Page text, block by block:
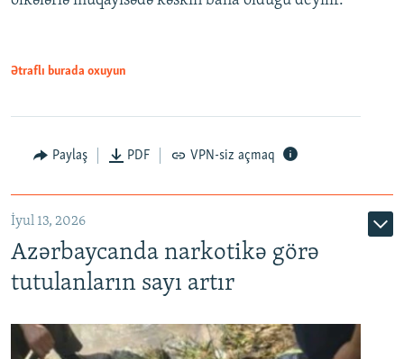
Ətraflı burada oxuyun
Paylaş PDF VPN-siz açmaq
İyul 13, 2026
Azərbaycanda narkotikə görə
tutulanların sayı artır